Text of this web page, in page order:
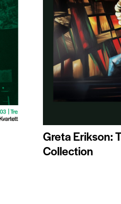
Greta Erikson:
Collection